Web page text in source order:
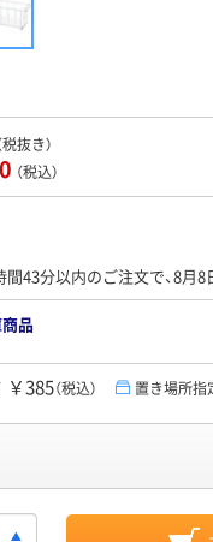
税抜き）
（税込）
間43分以内のご注文で、8月8
品
￥385（税込） 置き場所指